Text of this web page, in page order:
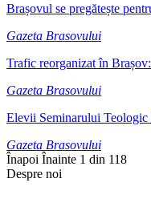
Brașovul se pregătește
Gazeta Brasovului
Trafic reorganizat în
Gazeta Brasovului
Elevii Seminarului
Gazeta Brasovului
Înapoi Înainte 1 din 118
Despre noi